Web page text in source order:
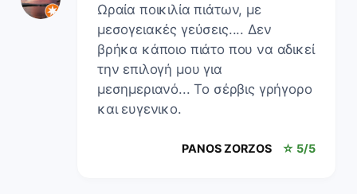
Ωραία ποικιλία πιάτων, με
μεσογειακές γεύσεις.... Δεν
βρήκα κάποιο πιάτο που να αδικεί
την επιλογή μου για
μεσημεριανό... Το σέρβις γρήγορο
και ευγενικο.
PANOS ZORZOS ☆ 5/5